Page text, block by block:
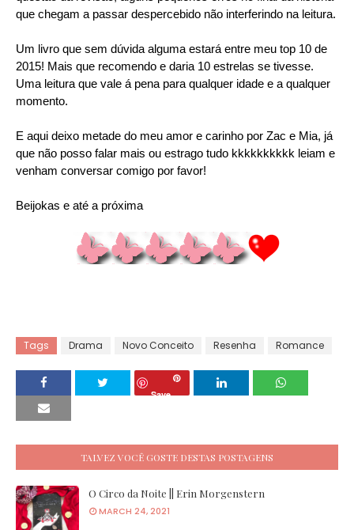
que chegam a passar despercebido não interferindo na leitura.
Um livro que sem dúvida alguma estará entre meu top 10 de
2015! Mais que recomendo e daria 10 estrelas se tivesse.
Uma leitura que vale á pena para qualquer idade e a qualquer
momento.
E aqui deixo metade do meu amor e carinho por Zac e Mia, já
que não posso falar mais ou estrago tudo kkkkkkkkkk leiam e
venham conversar comigo por favor!
Beijokas e até a próxima
Tags Drama Novo Conceito Resenha Romance
Save
TALVEZ VOCÊ GOSTE DESTAS POSTAGENS
O Circo da Noite || Erin Morgenstern
MARCH 24, 2021